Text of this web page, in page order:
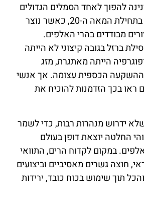
להפוך לאחד הסמלים הגדולים
של שוויץ מתחילה בתחילת המאה ה-20, כאשר נוצר
מבודדים בהרי האלפים.
ברזל בגובה קיצוני לא הייתה
הייתה מאתגרת, מזג
וההשקעה הכספית עצומה. אך אנשי
ראו בכך הזדמנות להוכיח את
ידרוש מנהרות רבות, כדי לשמר
החלטה יוצאת דופן בעולם
במקום לקדוח הרים, התוואי
חוצה גשרים מאסיביים וביצועים
תוך שימוש בכוח כובד, ירידות